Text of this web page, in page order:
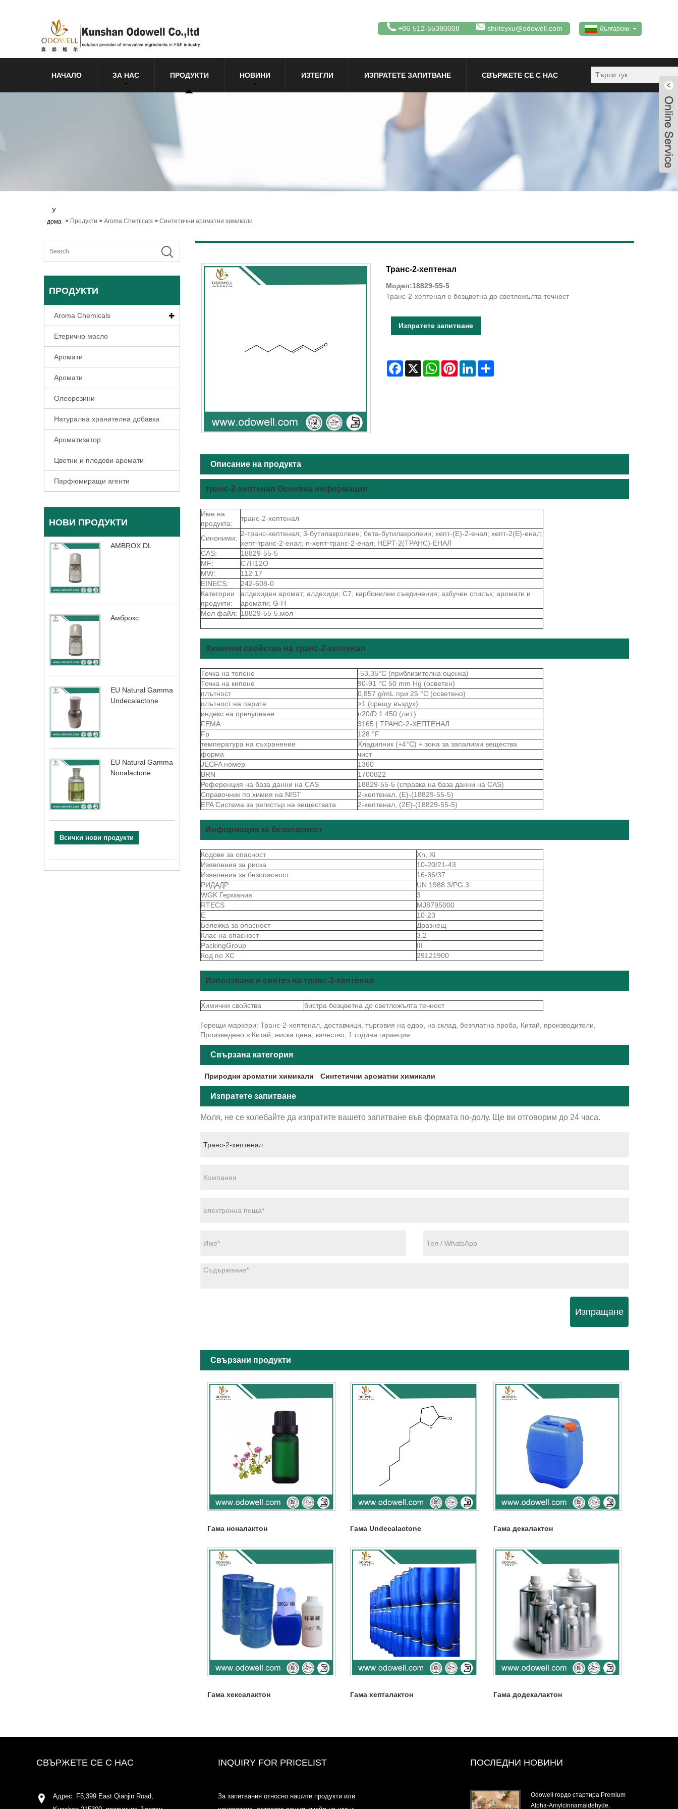
български
+86-512-55380008 shirleyxu@odowell.com
НАЧАЛО ЗА НАС ПРОДУКТИ НОВИНИ ИЗТЕГЛИ ИЗПРАТЕТЕ ЗАПИТВАНЕ СВЪРЖЕТЕ СЕ С НАС
У
дома > Продукти > Aroma Chemicals > Синтетични ароматни химикали
ПРОДУКТИ
Aroma Chemicals
Етерично масло
Аромати
Аромати
Олеорезини
Натурална хранителна добавка
Ароматизатор
Цветни и плодови аромати
Парфюмиращи агенти
НОВИ ПРОДУКТИ
AMBROX DL
Амброкс
EU Natural Gamma
Undecalactone
EU Natural Gamma
Nonalactone
Всички нови продукти
Транс-2-хептенал
Модел:18829-55-5
Транс-2-хептенал е безцветна до светложълта течност
Изпратете запитване
Facebook
X WhatsAppPinterestLinkedInShare
Описание на продукта
транс-2-хептенал Основна информация
Име на
продукта:
транс-2-хептенал
Синоними:
2-транс-хептенал; 3-бутилакролеин; бета-бутилакролеин; хепт-(Е)-2-енал; хепт-2(Е)-енал;
хепт-транс-2-енал; n-хепт-транс-2-енал; HEPT-2(ТРАНС)-ЕНАЛ
CAS:
18829-55-5
MF:
C7H12O
MW:
112.17
EINECS:
242-608-0
Категории
продукти:
алдехиден аромат; алдехиди; C7; карбонилни съединения; азбучен списък; аромати и
аромати; G-H
Мол файл: 18829-55-5.мол
Химични свойства на транс-2-хептенал
Точка на топене
-53,35°C (приблизителна оценка)
Точка на кипене
90-91 °C 50 mm Hg (осветен)
плътност
0,857 g/mL при 25 °C (осветено)
плътност на парите
>1 (срещу въздух)
индекс на пречупване
n20/D 1.450 (лит.)
FEMA
3165 | ТРАНС-2-ХЕПТЕНАЛ
Fp
128 °F
температура на съхранение
Хладилник (+4°C) + зона за запалими вещества
форма
чист
JECFA номер
1360
BRN
1700822
Референция на база данни на CAS
18829-55-5 (справка на база данни на CAS)
Справочник по химия на NIST
2-хептенал, (E)-(18829-55-5)
EPA Система за регистър на веществата
2-хептенал, (2E)-(18829-55-5)
Информация за безопасност
Кодове за опасност
Xn, Xi
Изявления за риска
10-20/21-43
Изявления за безопасност
16-36/37
РИДАДР
UN 1988 3/PG 3
WGK Германия
3
RTECS
MJ8795000
Е
10-23
Бележка за опасност
Дразнещ
Клас на опасност
3.2
PackingGroup
III
Код по ХС
29121900
Използване и синтез на транс-2-хептенал
Химични свойства бистра безцветна до светложълта течност
Горещи маркери: Транс-2-хептенал, доставчици, търговия на едро, на склад, безплатна проба, Китай, производители,
Произведено в Китай, ниска цена, качество, 1 година гаранция
Свързана категория
Природни ароматни химикали Синтетични ароматни химикали
Изпратете запитване
Моля, не се колебайте да изпратите вашето запитване във формата по-долу. Ще ви отговорим до 24 часа.
Изпращане
Свързани продукти
Гама ноналактон Гама Undecalactone Гама декалактон
Гама хексалактон Гама хепталактон Гама додекалактон
СВЪРЖЕТЕ СЕ С НАС
Адрес: F5,399 East Qianjin Road,
INQUIRY FOR PRICELIST
За запитвания относно нашите продукти или
ПОСЛЕДНИ НОВИНИ
Odowell гордо стартира Premium
Alpha-Amylcinnamaldehyde,